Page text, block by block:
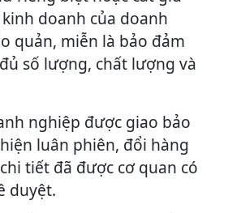
doanh của doanh
quản, miễn là bảo đảm
số lượng, chất lượng và
nghiệp được giao bảo
luân phiên, đổi hàng
tiết đã được cơ quan có
duyệt.